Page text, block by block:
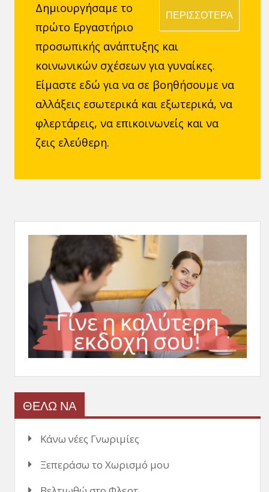
ΠΕΡΙΣΣΟΤΕΡΑ
Δημιουργήσαμε το
πρώτο Εργαστήριο
προσωπικής ανάπτυξης και
κοινωνικών σχέσεων για γυναίκες.
Είμαστε εδώ για να σε βοηθήσουμε να
αλλάξεις εσωτερικά και εξωτερικά, να
φλερτάρεις, να επικοινωνείς και να
ζεις ελεύθερη.
ΘΕΛΩ ΝΑ
Κάνω νέες Γνωριμίες
Ξεπεράσω το Χωρισμό μου